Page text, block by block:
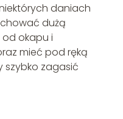
daniach
dużą
okapu i
mieć pod ręką
szybko zagasić